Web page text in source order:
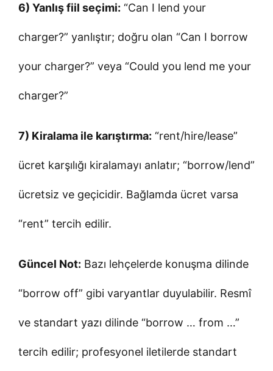
6) Yanlış fiil seçimi: “Can I lend your
charger?” yanlıştır; doğru olan “Can I borrow
your charger?” veya “Could you lend me your
charger?”
7) Kiralama ile karıştırma: “rent/hire/lease”
ücret karşılığı kiralamayı anlatır; “borrow/lend”
ücretsiz ve geçicidir. Bağlamda ücret varsa
“rent” tercih edilir.
Güncel Not: Bazı lehçelerde konuşma dilinde
“borrow off” gibi varyantlar duyulabilir. Resmî
ve standart yazı dilinde “borrow … from …”
tercih edilir; profesyonel iletilerde standart